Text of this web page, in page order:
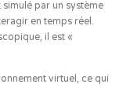
par un système
en temps réel.
il est «
virtuel, ce qui